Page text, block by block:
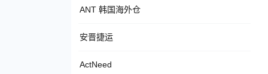
ANT 韩国海外仓
安晋捷运
ActNeed